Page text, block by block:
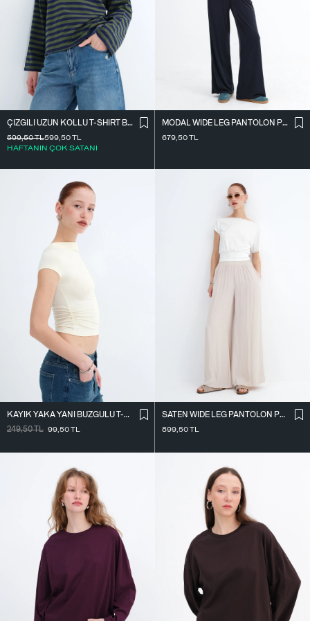
ÇIZGILI UZUN KOLLU T-SHIRT B10644
599,50TL
HAFTANIN ÇOK SATANI
599,50TL
MODAL WIDE LEG PANTOLON PN12415
679,50TL
KAYIK YAKA YANI BÜZGÜLÜ T-SHIRT P0653
249,50TL 99,50TL
SATEN WIDE LEG PANTOLON PN17298
899,50TL